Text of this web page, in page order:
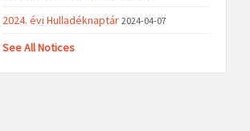
2024. évi Hulladéknaptár 2024-04-07
See All Notices